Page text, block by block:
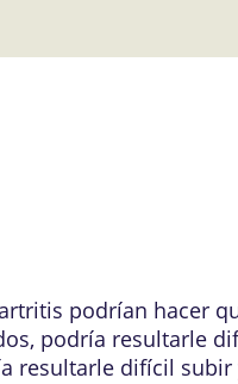
podrían hacer
podría resultarle
resultarle difícil